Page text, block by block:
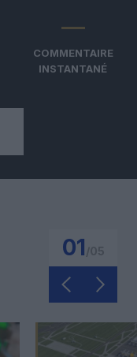
COMMENTAIRE
INSTANTANÉ
01